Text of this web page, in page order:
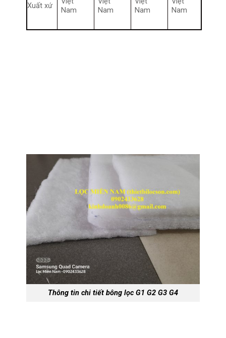
Xuất xứ
Nam
Nam
Nam
Nam
Thông tin chi tiết bông lọc G1 G2 G3 G4